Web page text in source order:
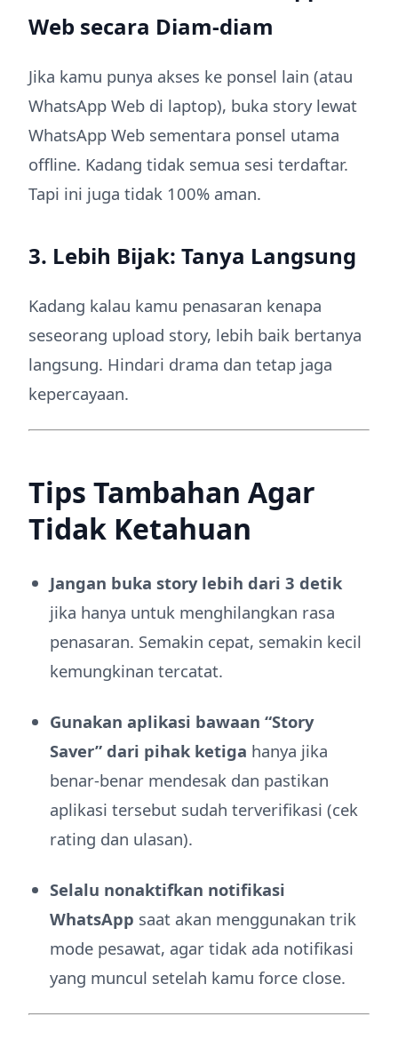
Web secara Diam-diam
Jika kamu punya akses ke ponsel lain (atau
WhatsApp Web di laptop), buka story lewat
WhatsApp Web sementara ponsel utama
offline. Kadang tidak semua sesi terdaftar.
Tapi ini juga tidak 100% aman.
3. Lebih Bijak: Tanya Langsung
Kadang kalau kamu penasaran kenapa
seseorang upload story, lebih baik bertanya
langsung. Hindari drama dan tetap jaga
kepercayaan.
Tips Tambahan Agar
Tidak Ketahuan
Jangan buka story lebih dari 3 detik
jika hanya untuk menghilangkan rasa
penasaran. Semakin cepat, semakin kecil
kemungkinan tercatat.
Gunakan aplikasi bawaan “Story
Saver” dari pihak ketiga hanya jika
benar-benar mendesak dan pastikan
aplikasi tersebut sudah terverifikasi (cek
rating dan ulasan).
Selalu nonaktifkan notifikasi
WhatsApp saat akan menggunakan trik
mode pesawat, agar tidak ada notifikasi
yang muncul setelah kamu force close.